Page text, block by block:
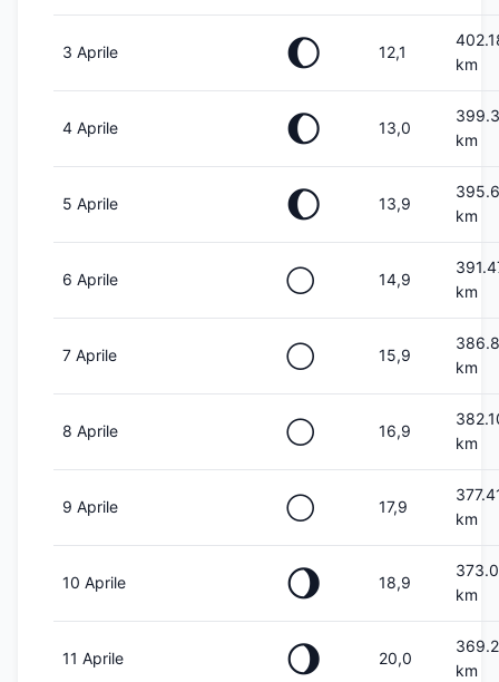
3 Aprile 🌔 12,1
km
4 Aprile 🌔 13,0
km
5 Aprile 🌔 13,9
km
6 Aprile 🌕 14,9
km
7 Aprile 🌕 15,9
km
8 Aprile 🌕 16,9
km
9 Aprile 🌕 17,9
km
10 Aprile 🌖 18,9
km
11 Aprile 🌖 20,0
km